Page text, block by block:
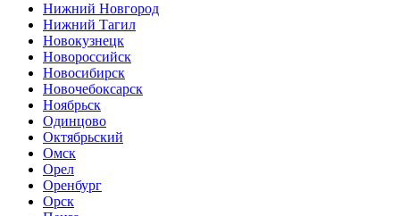
Нижний Новгород
Нижний Тагил
Новокузнецк
Новороссийск
Новосибирск
Новочебоксарск
Ноябрьск
Одинцово
Октябрьский
Омск
Орел
Оренбург
Орск